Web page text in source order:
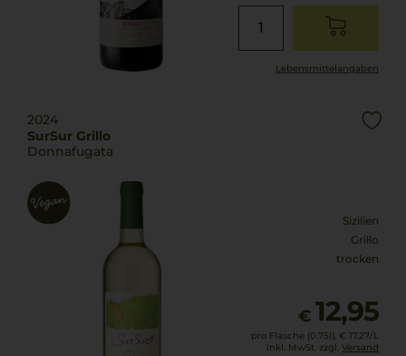
Lebensmittel­angaben
2024
SurSur Grillo
Donnafugata
Sizilien
Grillo
trocken
€ 12,95
pro Flasche (0.75l), € 17,27/L
inkl. MwSt. zzgl. Versand